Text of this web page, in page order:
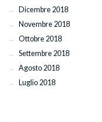
Dicembre 2018
Novembre 2018
Ottobre 2018
Settembre 2018
Agosto 2018
Luglio 2018